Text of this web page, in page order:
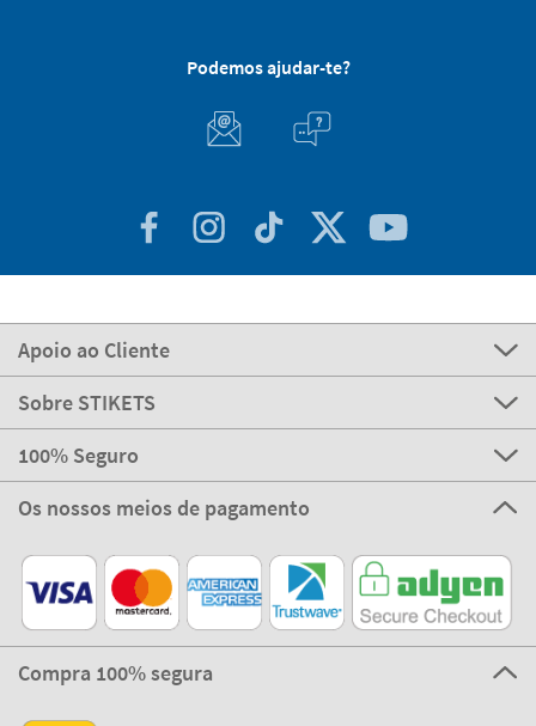
Podemos ajudar-te?
Apoio ao Cliente
Sobre STIKETS
100% Seguro
Os nossos meios de pagamento
Compra 100% segura